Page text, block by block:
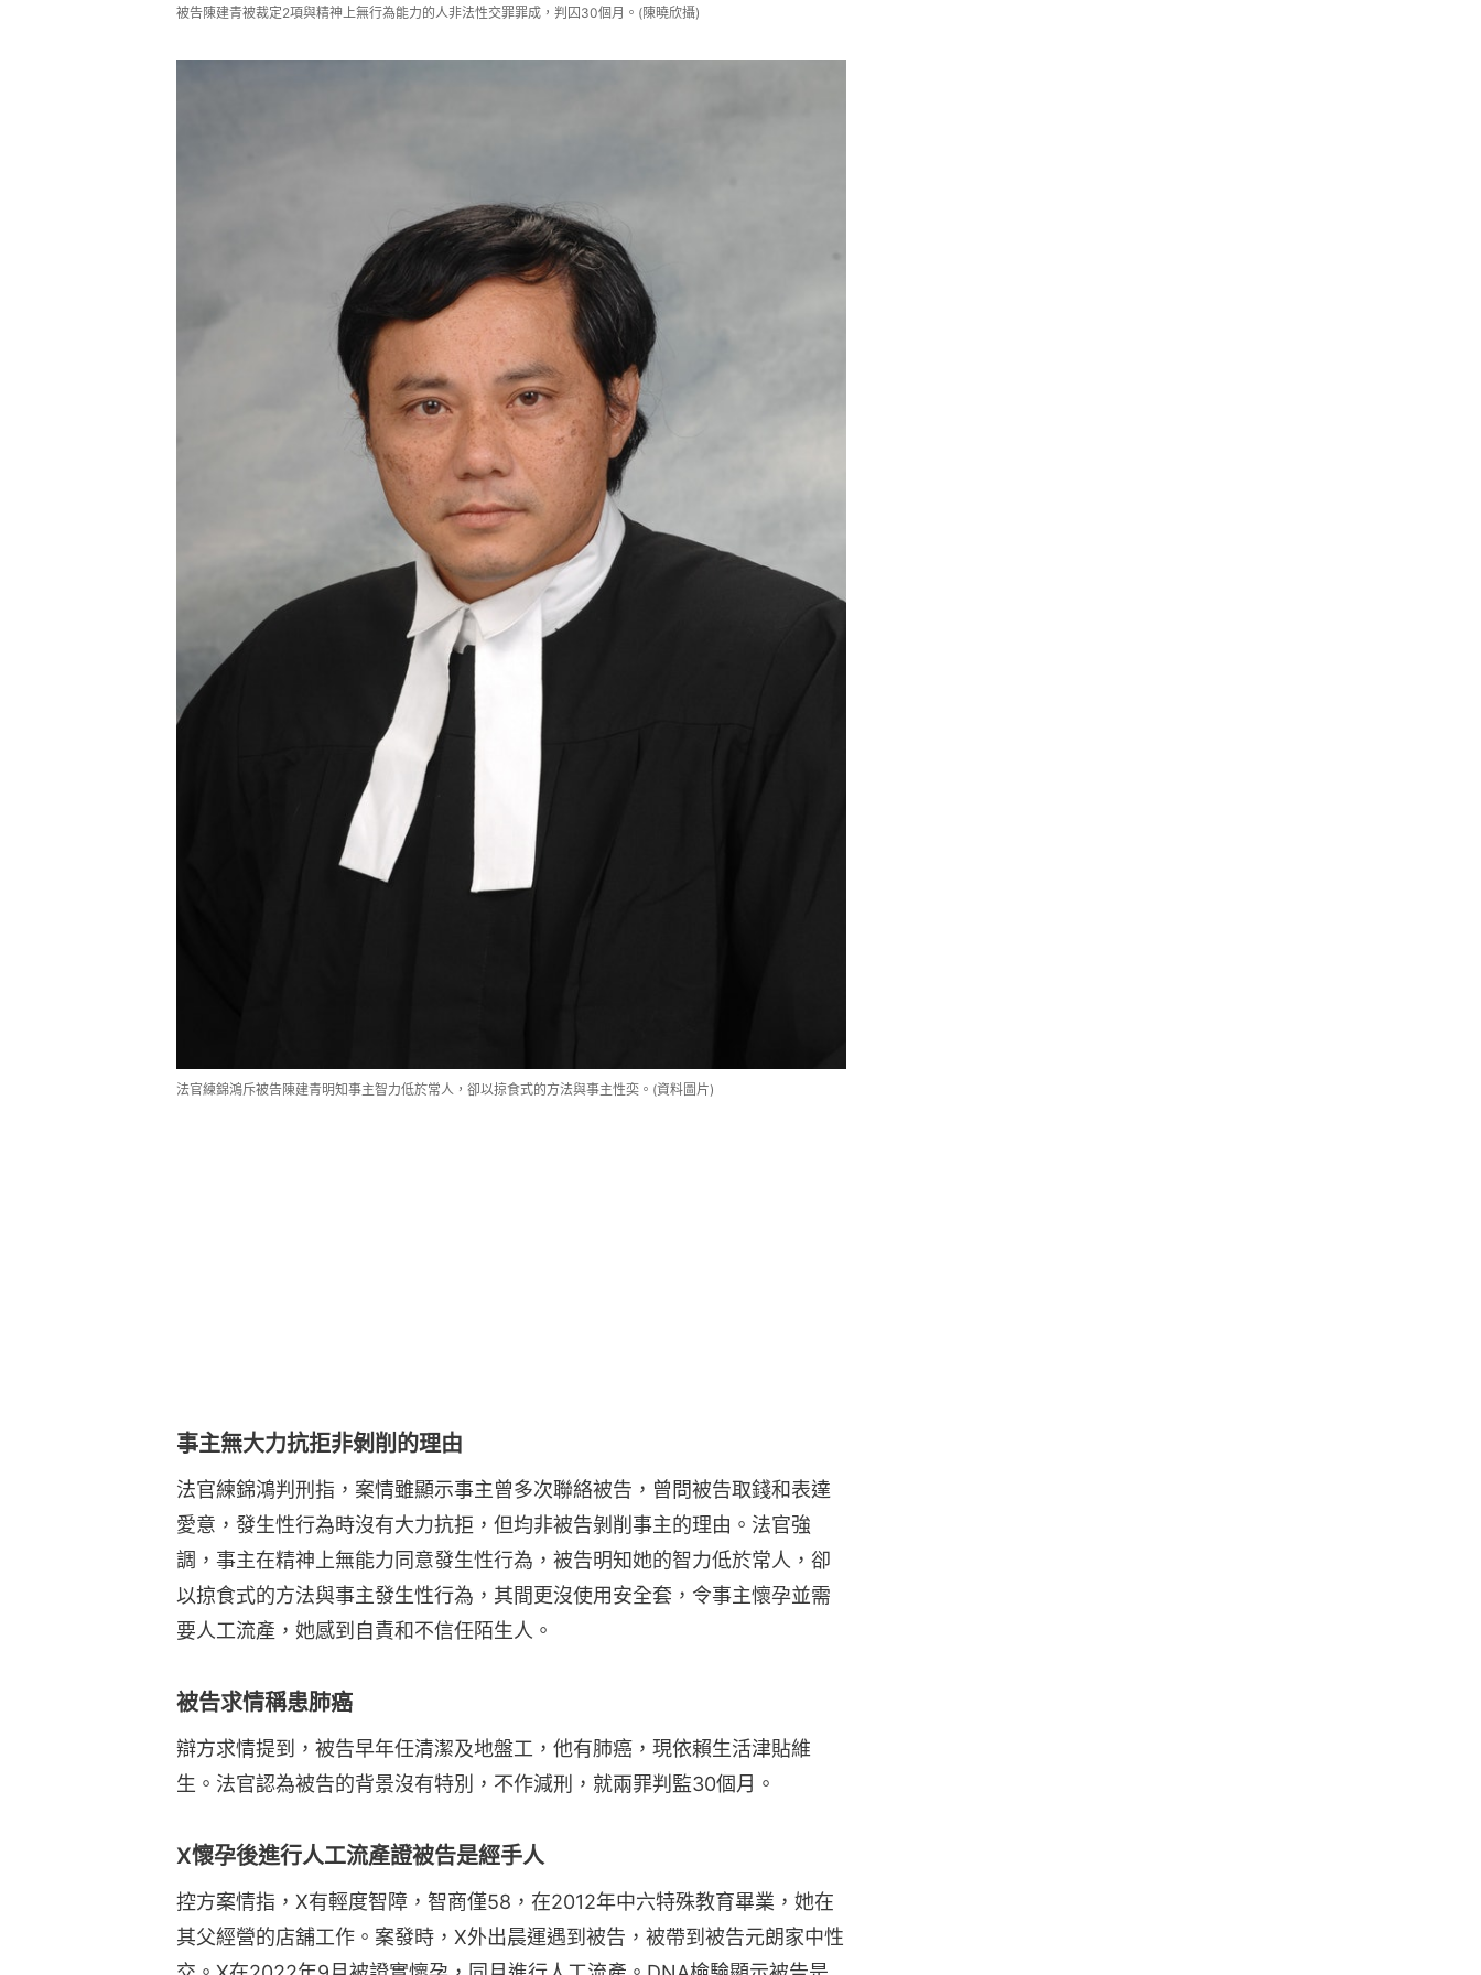
被告陳建青被裁定2項與精神上無行為能力的人非法性交罪罪成，判囚30個月。(陳曉欣攝)
法官練錦鴻斥被告陳建青明知事主智力低於常人，卻以掠食式的方法與事主性奕。(資料圖片)
事主無大力抗拒非剝削的理由
法官練錦鴻判刑指，案情雖顯示事主曾多次聯絡被告，曾問被告取錢和表達
愛意，發生性行為時沒有大力抗拒，但均非被告剝削事主的理由。法官強
調，事主在精神上無能力同意發生性行為，被告明知她的智力低於常人，卻
以掠食式的方法與事主發生性行為，其間更沒使用安全套，令事主懷孕並需
要人工流產，她感到自責和不信任陌生人。
被告求情稱患肺癌
辯方求情提到，被告早年任清潔及地盤工，他有肺癌，現依賴生活津貼維
生。法官認為被告的背景沒有特別，不作減刑，就兩罪判監30個月。
X懷孕後進行人工流產證被告是經手人
控方案情指，X有輕度智障，智商僅58，在2012年中六特殊教育畢業，她在
其父經營的店舖工作。案發時，X外出晨運遇到被告，被帶到被告元朗家中性